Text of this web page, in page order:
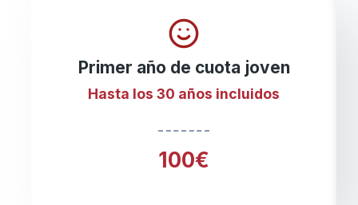
Primer año de cuota joven
Hasta los 30 años incluidos
100€